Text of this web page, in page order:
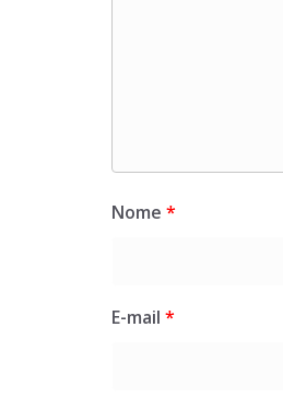
Nome *
E-mail *